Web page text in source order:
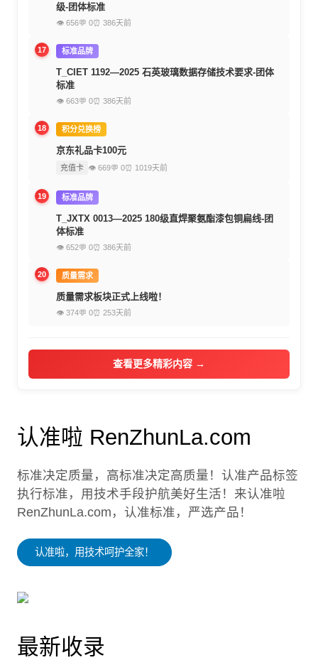
级-团体标准
👁 656💬 0⏰ 386天前
17 标准品牌
T_CIET 1192—2025 石英玻璃数据存储技术要求-团体
标准
👁 663💬 0⏰ 386天前
18 积分兑换榜
京东礼品卡100元
充值卡 👁 669💬 0⏰ 1019天前
19 标准品牌
T_JXTX 0013—2025 180级直焊聚氨酯漆包铜扁线-团
体标准
👁 652💬 0⏰ 386天前
20 质量需求
质量需求板块正式上线啦！
👁 374💬 0⏰ 253天前
查看更多精彩内容 →
认准啦 RenZhunLa.com
标准决定质量，高标准决定高质量！认准产品标签
执行标准，用技术手段护航美好生活！来认准啦
RenZhunLa.com，认准标准，严选产品！
认准啦，用技术呵护全家！
最新收录